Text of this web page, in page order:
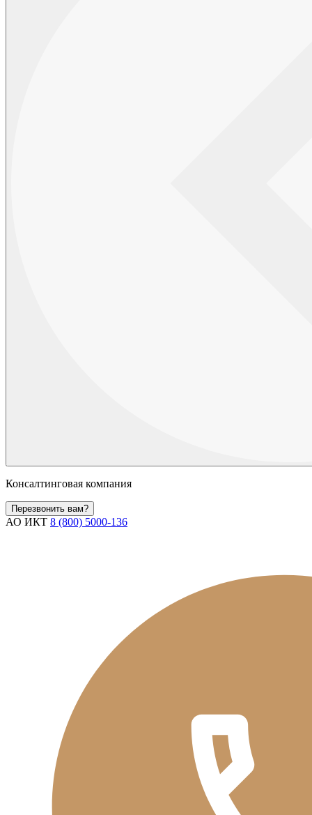
Консалтинговая компания
Перезвонить вам?
АО ИКТ 8 (800) 5000-136